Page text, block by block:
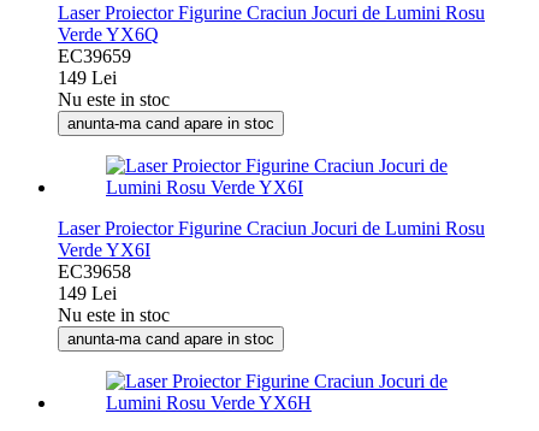
Laser Proiector Figurine Craciun Jocuri de Lumini Rosu
Verde YX6Q
EC39659
149 Lei
Nu este in stoc
anunta-ma cand apare in stoc
Laser Proiector Figurine Craciun Jocuri de Lumini Rosu
Verde YX6I
EC39658
149 Lei
Nu este in stoc
anunta-ma cand apare in stoc